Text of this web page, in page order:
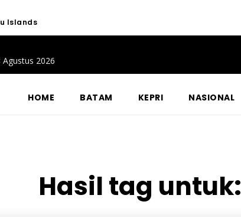
Islands
Agustus 2026
HOME BATAM KEPRI NASIONAL
Hasil tag untuk: